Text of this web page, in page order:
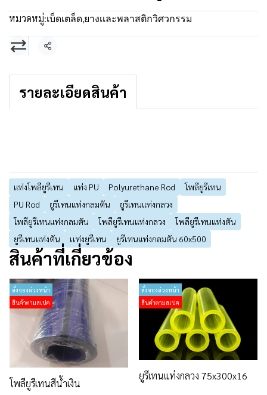
หมวดหมู่:เบ็ดเตล็ด,ยางเเละพลาสติกวิศวกรรม
แชร์
รายละเอียดสินค้า
แท่งโพลียูรีเทน แท่ง PU Polyurethane Rod
โพลียูรีเทน
PU Rod
ยูรีเทนแท่งกลมตัน
ยูรีเทนแท่งกลวง
โพลียูรีเทนแท่งกลมตัน
โพลียูรีเทนแท่งกลวง
โพลียูรีเทนแท่งตัน
ยูรีเทนแท่งตัน
เเท่งยูรีเทน ยูรีเทนแท่งกลมตัน 60x500
สินค้าที่เกี่ยวข้อง
สั่งจองล่วงหน้า
สินค้าตามสเปค
โพลียูรีเทนสีน้ำเงิน
สั่งจองล่วงหน้า
สินค้าตามสเปค
ยูรีเทนแท่งกลวง 75x300x16